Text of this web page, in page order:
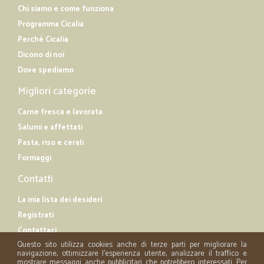
Chi siamo e come funziona
Programma Cicalia
Perché Cicalia
Dicono di noi
Dove spediamo
Migliori categorie
Carne fresca e lavorata
Salumi e affettati
Pasta, riso e cerali
Formaggi
Contatti
La mia lista dei desideri
Registrati
Contattaci
Questo sito utilizza cookies anche di terze parti per migliorare la
navigazione, ottimizzare l'esperienza utente, analizzare il traffico e